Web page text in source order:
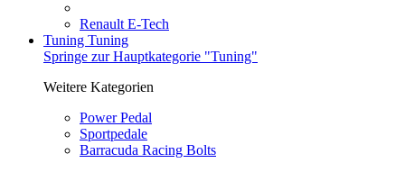
Renault E-Tech
Tuning Tuning
Springe zur Hauptkategorie "Tuning"
Weitere Kategorien
Power Pedal
Sportpedale
Barracuda Racing Bolts